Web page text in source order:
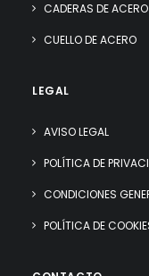
CADERAS DE ACERO
CUELLO DE ACERO
LEGAL
AVISO LEGAL
POLÍTICA DE
CONDICIONES
POLÍTICA DE